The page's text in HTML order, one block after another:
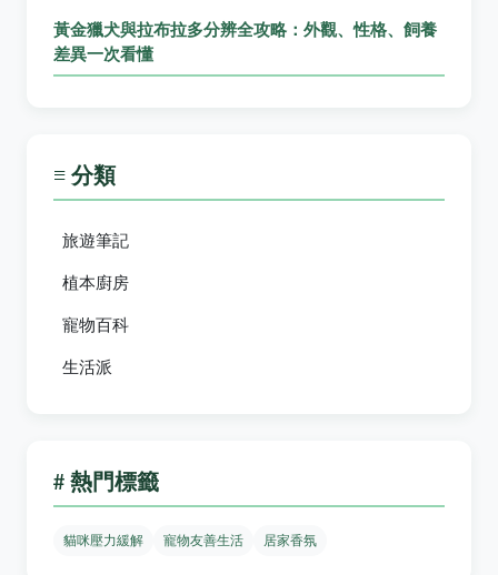
黃金獵犬與拉布拉多分辨全攻略：外觀、性格、飼養
差異一次看懂
≡ 分類
旅遊筆記
植本廚房
寵物百科
生活派
# 熱門標籤
貓咪壓力緩解 寵物友善生活 居家香氛